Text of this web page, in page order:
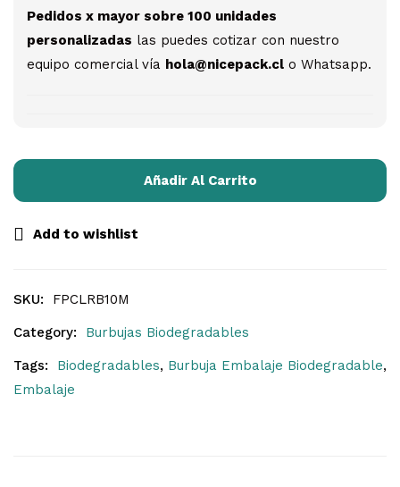
Pedidos x mayor sobre 100 unidades
personalizadas las puedes cotizar con nuestro
equipo comercial vía hola@nicepack.cl o Whatsapp.
Añadir Al Carrito
Add to wishlist
SKU: FPCLRB10M
Category: Burbujas Biodegradables
Tags: Biodegradables, Burbuja Embalaje Biodegradable,
Embalaje